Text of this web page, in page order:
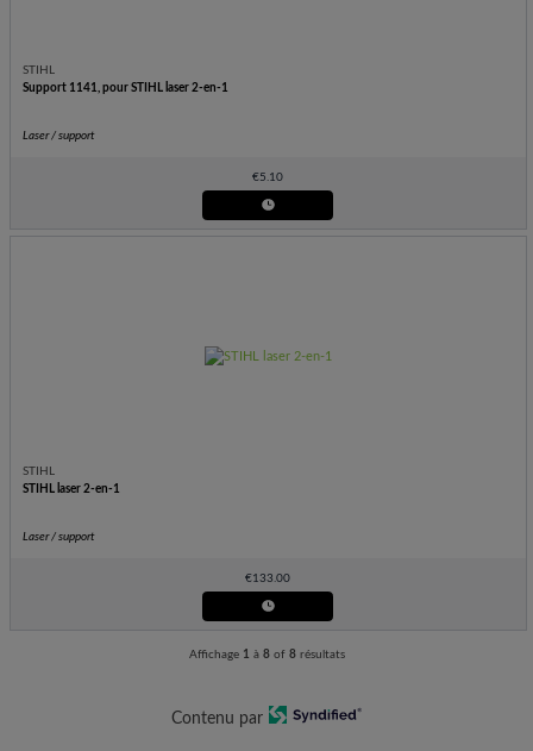
STIHL
Support 1141, pour STIHL laser 2-en-1
Laser / support
€5.10
STIHL
STIHL laser 2-en-1
Laser / support
€133.00
Affichage 1 à 8of 8résultats
Contenu par